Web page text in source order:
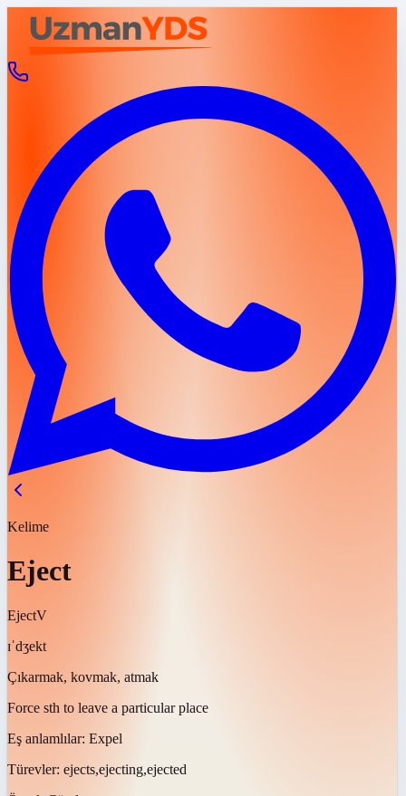
Kelime
Eject
EjectV
ɪˈdʒekt
Çıkarmak, kovmak, atmak
Force sth to leave a particular place
Eş anlamlılar: Expel
Türevler: ejects,ejecting,ejected